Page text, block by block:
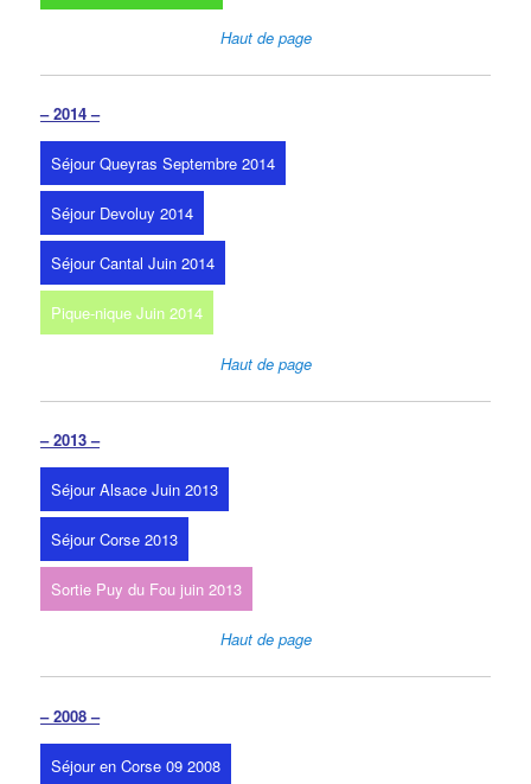
Haut de page
– 2014 –
Séjour Queyras Septembre 2014
Séjour Devoluy 2014
Séjour Cantal Juin 2014
Pique-nique Juin 2014
Haut de page
– 2013 –
Séjour Alsace Juin 2013
Séjour Corse 2013
Sortie Puy du Fou juin 2013
Haut de page
– 2008 –
Séjour en Corse 09 2008